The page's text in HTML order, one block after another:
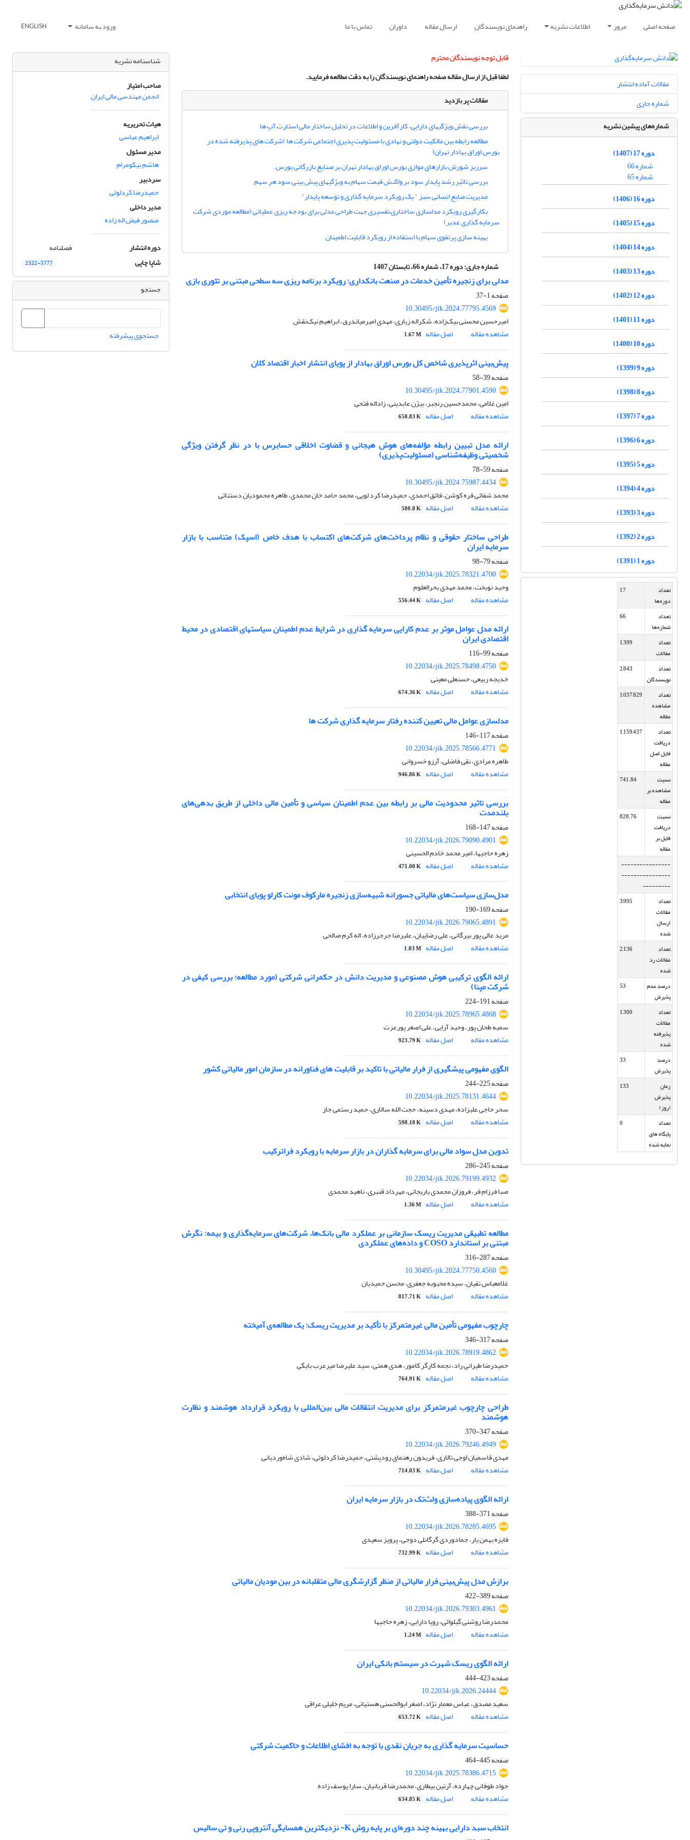
صفحه اصلی مرور اطلاعات نشریه راهنمای نویسندگان ارسال مقاله داوران تماس با ما ورود به سامانه ENGLISH
مقالات آماده انتشار
شماره جاری
شماره‌های پیشین نشریه
دوره 17 (1407)
شماره 66
شماره 65
دوره 16 (1406)
دوره 15 (1405)
دوره 14 (1404)
دوره 13 (1403)
دوره 12 (1402)
دوره 11 (1401)
دوره 10 (1400)
دوره 9 (1399)
دوره 8 (1398)
دوره 7 (1397)
دوره 6 (1396)
دوره 5 (1395)
دوره 4 (1394)
دوره 3 (1393)
دوره 2 (1392)
دوره 1 (1391)
تعداد
دوره‌ها
17
تعداد
شماره‌ها
66
تعداد
مقالات
1,399
تعداد
نویسندگان
2,843
تعداد
مشاهده
مقاله
1,037,829
تعداد
دریافت
فایل اصل
مقاله
1,159,437
نسبت
مشاهده بر
مقاله
741.84
نسبت
دریافت
فایل بر
مقاله
828.76
----------------
----------------
---------
تعداد
مقالات
ارسال
شده
3,995
تعداد
مقالات رد
شده
2,136
درصد عدم
پذیرش
53
تعداد
مقالات
پذیرفته
شده
1,300
درصد
پذیرش
33
زمان
پذیرش
(روز)
133
تعداد
پایگاه های
نمایه شده
0
قابل توجه نویسندگان محترم
لطفا قبل از ارسال مقاله صفحه راهنمای نویسندگان را به دقت مطالعه فرمایید.
مقالات پر بازدید
بررسی نقش ویژگیهای دارایی، کارآفرین و اطلاعات در تحلیل ساختار مالی استارت آپ ها
مطالعه رابطه بین مالکیت دولتی و نهادی با مسئولیت پذیری اجتماعی شرکت ها )شرکت های پذیرفته شده در
بورس اوراق بهادار تهران(
سرریز شورش بازارهای موازی بورس اوراق بهادار تهران بر صنایع بازرگانی بورس.
بررسی تاثیر رشد پایدار سود بر واکنش قیمت سهام به ویژگیهای پیش بینی سود هر سهم
مدیریت منابع انسانی سبز " یک رویکرد سرمایه گذاری و توسعه پایدار"
بکارگیری رویکرد مدلسازی ساختاری–تفسیری جهت طراحی مدلی برای بودجه ‏ریزی عملیاتی (مطالعه موردی شرکت
سرمایه‏ گذاری غدیر)
بهینه سازی پرتفوی سهام با استفاده از رویکرد قابلیت اطمینان
شماره جاری:دوره 17، شماره 66، تابستان 1407
مدلی برای زنجیره تأمین خدمات در صنعت بانکداری: رویکرد برنامه‎ ریزی سه سطحی مبتنی بر تئوری بازی
صفحه1-37
10.30495/jik.2024.77795.4569
امیرحسین محسنی بیک‌زاده، شکراله زیاری، مهدی امیرمیاندرق، ابراهیم نیک‌نقش
مشاهده مقاله
اصل مقاله 1.67 M
پیش‌بینی اثرپذیری شاخص کل بورس اوراق بهادار از پویای انتشار اخبار اقتصاد کلان
صفحه39-58
10.30495/jik.2024.77901.4590
امین غلامی، محمدحسین رنجبر، بیژن عابدینی، زاداله فتحی
مشاهده مقاله
اصل مقاله 658.83 K
ارائه مدل تبیین رابطه مؤلفه‌های هوش هیجانی و قضاوت اخلاقی حسابرس با در نظر گرفتن ویژگی
شخصیتی وظیفه‌شناسی (مسئولیت‌پذیری)
صفحه59-78
10.30495/jik.2024.75987.4434
محمد شفائی قره کوشن، فائق احمدی، حمیدرضا کرد لویی، محمد حامد خان محمدی، طاهره محمودیان دستنائی
مشاهده مقاله
اصل مقاله 580.8 K
طراحی ساختار حقوقی و نظام پرداخت‌های شرکت‌های اکتساب با هدف خاص (اسپک) متناسب با بازار
سرمایه ایران
صفحه79-98
10.22034/jik.2025.78321.4700
وحید نوبخت، محمد مهدی بحرالعلوم
مشاهده مقاله
اصل مقاله 556.44 K
ارائه مدل عوامل موثر بر عدم کارایی سرمایه گذاری در شرایط عدم اطمینان سیاستهای اقتصادی در محیط
اقتصادی ایران
صفحه99-116
10.22034/jik.2025.78498.4750
خدیجه ربیعی، حسنعلی معینی
مشاهده مقاله
اصل مقاله 674.36 K
مدلسازی عوامل مالی تعیین کننده رفتار سرمایه گذاری شرکت ها
صفحه117-146
10.22034/jik.2025.78566.4771
طاهره مرادی، نقی فاضلی، آرزو خسروانی
مشاهده مقاله
اصل مقاله 946.86 K
بررسی تاثیر محدودیت مالی بر رابطه بین عدم اطمینان سیاسی و تأمین مالی داخلی از طریق بدهی‌های
بلندمدت
صفحه147-168
10.22034/jik.2026.79090.4901
زهره حاجیها، امیر محمد خادم الحسینی
مشاهده مقاله
اصل مقاله 471.08 K
مدل‌سازی سیاست‌های مالیاتی جسورانه شبیه‌سازی زنجیره مارکوف مونت کارلو پویای انتخابی
صفحه169-190
10.22034/jik.2026.79065.4891
مرید عالی پور بیرگانی، علی رضاییان، علیرضا جرجرزاده، اله کرم صالحی
مشاهده مقاله
اصل مقاله 1.03 M
ارائه الگوی ترکیبی هوش مصنوعی و مدیریت دانش در حکمرانی شرکتی (مورد مطالعه؛ بررسی کیفی در
شرکت مپنا)
صفحه191-224
10.22034/jik.2025.78965.4868
سمیه طحان پور، وحید آرایی، علی اصغر پورعزت
مشاهده مقاله
اصل مقاله 923.79 K
الگوی مفهومی پیشگیری از فرار مالیاتی با تاکید بر قابلیت های فناورانه در سازمان امور مالیاتی کشور
صفحه225-244
10.22034/jik.2025.78131.4644
سحر حاجی علیزاده، مهدی دسینه، حجت الله سالاری، حمید رستمی جاز
مشاهده مقاله
اصل مقاله 598.18 K
تدوین مدل سواد مالی برای سرمایه گذاران در بازار سرمایه با رویکرد فراترکیب
صفحه245-286
10.22034/jik.2026.79199.4932
صبا فرزام فر، فروزان محمدی یاریجانی، مهرداد قنبری، ناهید محمدی
مشاهده مقاله
اصل مقاله 1.36 M
مطالعه تطبیقی مدیریت ریسک سازمانی بر عملکرد مالی بانک‌ها، شرکت‌های سرمایه‌گذاری و بیمه: نگرش
مبتنی بر استاندارد COSO و داده‌‌های عملکردی
صفحه287-316
10.30495/jik.2024.77750.4560
غلامعباس تقیان، سیده محبوبه جعفری، محسن حمیدیان
مشاهده مقاله
اصل مقاله 817.71 K
چارچوب مفهومی تأمین مالی غیرمتمرکز با تأکید بر مدیریت ریسک: یک مطالعه‌ی آمیخته
صفحه317-346
10.22034/jik.2026.78919.4862
حمیدرضا طیرانی راد، نجمه کارگر کامور، هدی همتی، سید علیرضا میرعرب بایگی
مشاهده مقاله
اصل مقاله 764.91 K
طراحی چارچوب غیرمتمرکز برای مدیریت انتقالات مالی بین‌المللی با رویکرد قرارداد هوشمند و نظارت
هوشمند
صفحه347-370
10.22034/jik.2026.79246.4949
مهدی قاسمیان اوجی تالاری، فریدون رهنمای رودپشتی، حمیدرضا کردلوئی، شادی شاه‌وردیانی
مشاهده مقاله
اصل مقاله 714.03 K
ارائه الگوی پیاده‌سازی ولث‌تک در بازار سرمایه ایران
صفحه371-388
10.22034/jik.2026.78285.4695
فایزه بهمن یار، جمادوردی گرگانلی دوجی، پرویز سعیدی
مشاهده مقاله
اصل مقاله 732.99 K
برازش مدل پیش‌بینی فرار مالیاتی از منظر گزارشگری مالی متقلبانه در بین مودیان مالیاتی
صفحه389-422
10.22034/jik.2026.79303.4961
محمدرضا روشنی گیلوائی، رویا دارابی، زهره حاجیها
مشاهده مقاله
اصل مقاله 1.24 M
ارائه الگوی ریسک شهرت در سیستم بانکی ایران
صفحه423-444
10.22034/jik.2026.24444
سعید مصدق، عباس معمار نژاد، اصغر ابوالحسنی هستیانی، مریم خلیلی عراقی
مشاهده مقاله
اصل مقاله 653.72 K
حساسیت سرمایه گذاری به جریان نقدی با توجه به افشای اطلاعات و حاکمیت شرکتی
صفحه445-464
10.22034/jik.2025.78386.4715
جواد طوفانی چهارده، آرتین بیطاری، محمدرضا قربانیان، سارا یوسف زاده
مشاهده مقاله
اصل مقاله 634.85 K
انتخاب سبد دارایی بهینه چند دوره‌ای بر پایه روش K- نزدیکترین همسایگی آنتروپی رنی و تی سالیس
شناسنامه نشریه
صاحب امتیاز
انجمن مهندسی مالی ایران
هیات تحریریه
ابراهیم عباسی
مدیر مسئول
هاشم نیکومرام
سردبیر
حمیدرضا کردلوئی
مدیر داخلی
منصور فیض اله زاده
دوره انتشار
فصلنامه
شاپا چاپی
2322-5777
جستجو
جستجوی پیشرفته